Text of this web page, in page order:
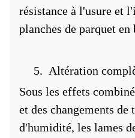
résistance à l'usure et
planches de parquet en
5. Altération
Sous les effets
et des changements de
d'humidité, les lames